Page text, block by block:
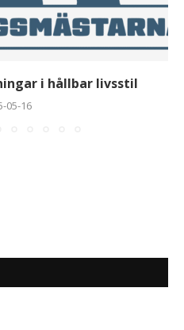
i hållbar livsstil
05-16